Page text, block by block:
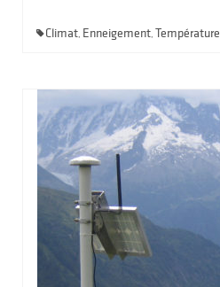
Climat, Enneigement, Température